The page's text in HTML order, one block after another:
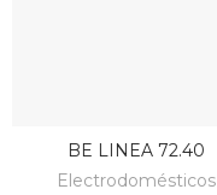
BAJO PEDIDO
BE LINEA 72.40
Electrodomésticos